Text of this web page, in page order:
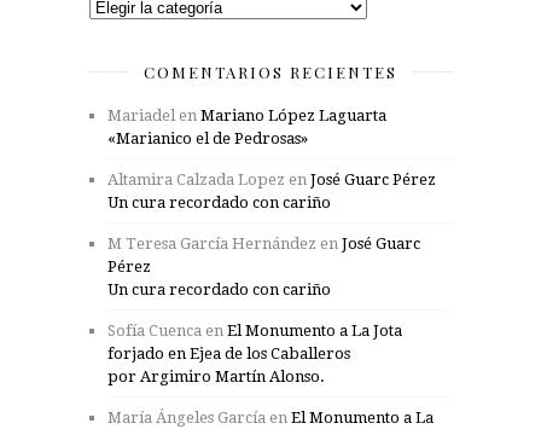
Categorías
COMENTARIOS RECIENTES
Mariadel en Mariano López Laguarta
«Marianico el de Pedrosas»
Altamira Calzada Lopez en José Guarc Pérez
Un cura recordado con cariño
M Teresa García Hernández en José Guarc
Pérez
Un cura recordado con cariño
Sofía Cuenca en El Monumento a La Jota
forjado en Ejea de los Caballeros
por Argimiro Martín Alonso.
María Ángeles García en El Monumento a La